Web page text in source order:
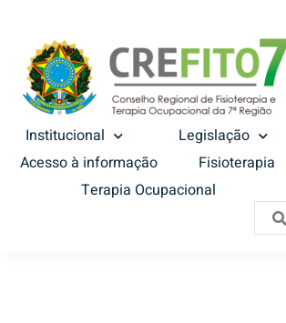
Institucional
Legislação
Acesso à informação
Fisioterapia
Terapia Ocupacional